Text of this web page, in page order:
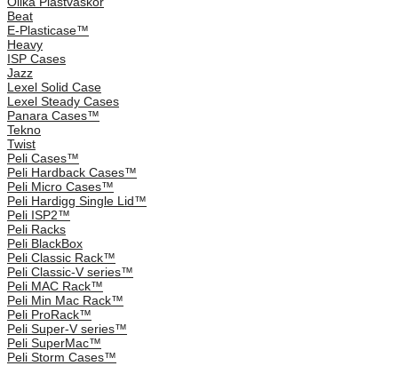
Beat
E-Plasticase™
Heavy
ISP Cases
Jazz
Lexel Solid Case
Lexel Steady Cases
Panara Cases™
Tekno
Twist
Peli Cases™
Peli Hardback Cases™
Peli Micro Cases™
Peli Hardigg Single Lid™
Peli ISP2™
Peli Racks
Peli BlackBox
Peli Classic Rack™
Peli Classic-V series™
Peli MAC Rack™
Peli Min Mac Rack™
Peli ProRack™
Peli Super-V series™
Peli SuperMac™
Peli Storm Cases™